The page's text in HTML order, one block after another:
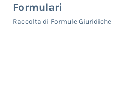
Formulari
Raccolta di Formule Giuridiche